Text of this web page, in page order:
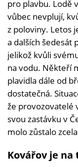
pro plavbu. Lodě
vůbec nevplují,
z poloviny. Letos
a dalších šedesát
jelikož kvůli
na vodu. Někteří
plavidla dále od
dostatečná.
že provozovatelé
svou zastávku v
molo zůstalo
Kovářov je na